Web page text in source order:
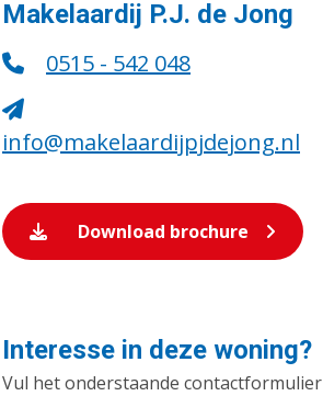
Makelaardij P.J. de Jong
0515 - 542 048
info@makelaardijpjdejong.nl
Download brochure
Interesse in deze woning?
Vul het onderstaande contactformulier